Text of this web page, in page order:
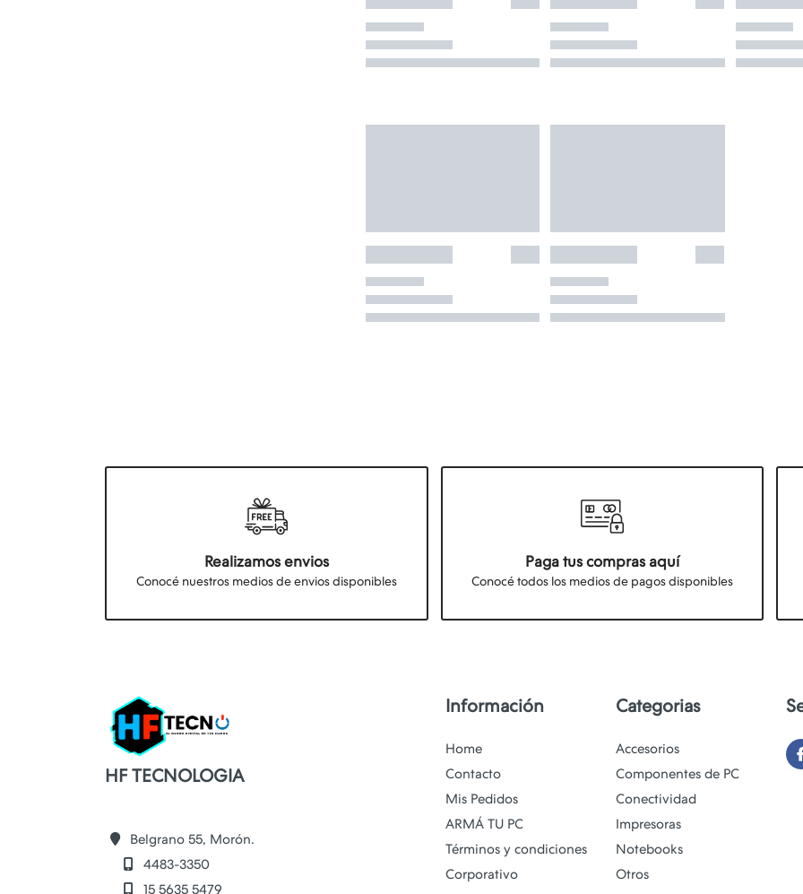
Realizamos envios
Conocé nuestros medios de envios disponibles
Paga tus compras aquí
Conocé todos los medios de pagos disponibles
HF TECNOLOGIA
Belgrano 55, Morón.
4483-3350
15 5635 5479
Información
Home
Contacto
Mis Pedidos
ARMÁ TU PC
Términos y condiciones
Corporativo
Categorias
Accesorios
Componentes de PC
Conectividad
Impresoras
Notebooks
Otros